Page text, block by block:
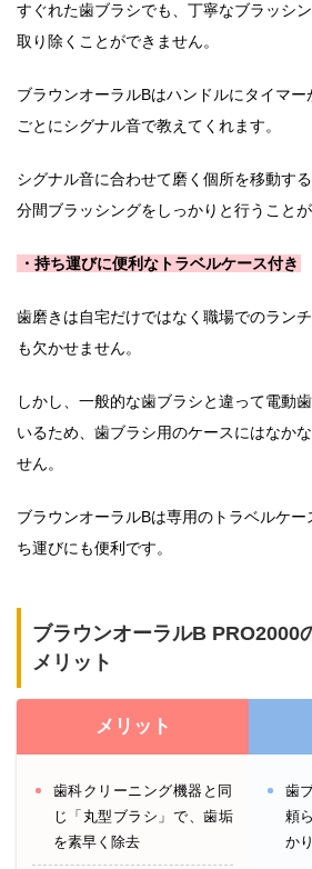
すぐれた歯ブラシでも、丁寧なブラッシ
取り除くことができません。
ブラウンオーラルBはハンドルにタイマ
ごとにシグナル音で教えてくれます。
シグナル音に合わせて磨く個所を移動す
分間ブラッシングをしっかりと行うことが
・持ち運びに便利なトラベルケース付き
歯磨きは自宅だけではなく職場でのラン
も欠かせません。
しかし、一般的な歯ブラシと違って電動
いるため、歯ブラシ用のケースにはなか
せん。
ブラウンオーラルBは専用のトラベルケ
ち運びにも便利です。
ブラウンオーラルB PRO2000
メリット
メリット
歯科クリーニング機器と同
じ「丸型ブラシ」で、歯垢
を素早く除去
歯
頼
か